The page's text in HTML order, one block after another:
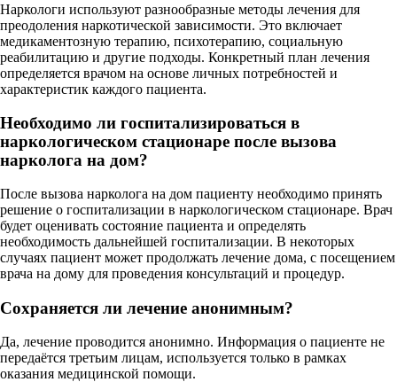
Наркологи используют разнообразные методы лечения для
преодоления наркотической зависимости. Это включает
медикаментозную терапию, психотерапию, социальную
реабилитацию и другие подходы. Конкретный план лечения
определяется врачом на основе личных потребностей и
характеристик каждого пациента.
Необходимо ли госпитализироваться в
наркологическом стационаре после вызова
нарколога на дом?
После вызова нарколога на дом пациенту необходимо принять
решение о госпитализации в наркологическом стационаре. Врач
будет оценивать состояние пациента и определять
необходимость дальнейшей госпитализации. В некоторых
случаях пациент может продолжать лечение дома, с посещением
врача на дому для проведения консультаций и процедур.
Сохраняется ли лечение анонимным?
Да, лечение проводится анонимно. Информация о пациенте не
передаётся третьим лицам, используется только в рамках
оказания медицинской помощи.